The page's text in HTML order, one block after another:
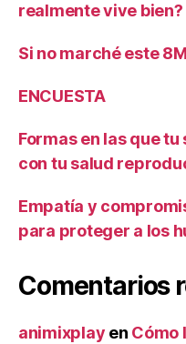
realmente vive bien?
Si no marché este
ENCUESTA
Formas en las que
con tu salud
Empatía y
para proteger a los
Comentarios
animixplay en Cómo